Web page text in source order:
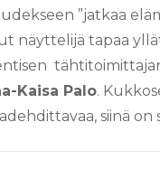
”jatkaa
näyttelijä tapaa
Kaisa Palo.
siinä on